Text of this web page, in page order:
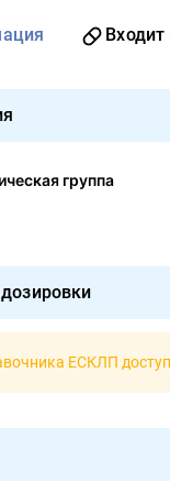
Входит
группа
ЕСКЛП